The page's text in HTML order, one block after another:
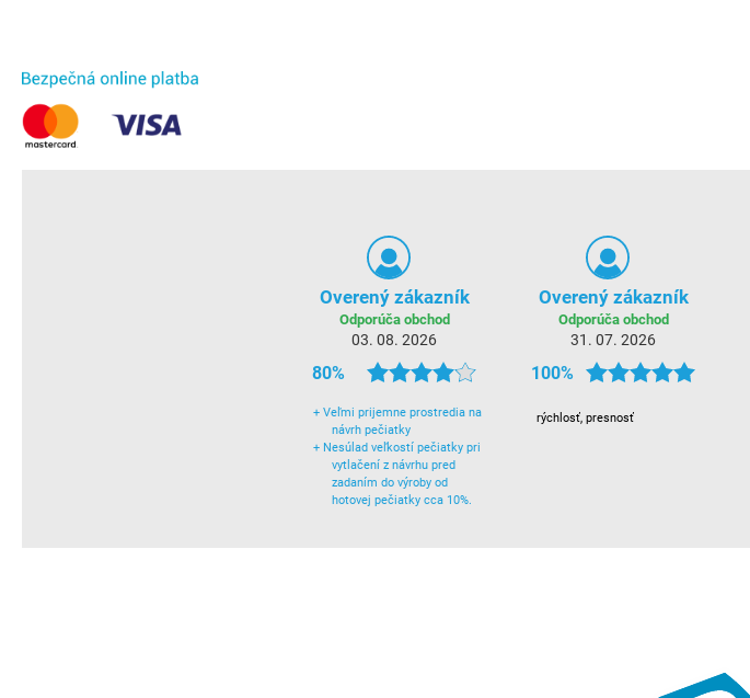
Overený zákazník
Odporúča obchod
03. 08. 2026
80%
+ Veľmi prijemne prostredia na
návrh pečiatky
+ Nesúlad veľkostí pečiatky pri
vytlačení z návrhu pred
zadaním do výroby od
hotovej pečiatky cca 10%.
Overený zákazník
Odporúča obchod
31. 07. 2026
100%
rýchlosť, presnosť